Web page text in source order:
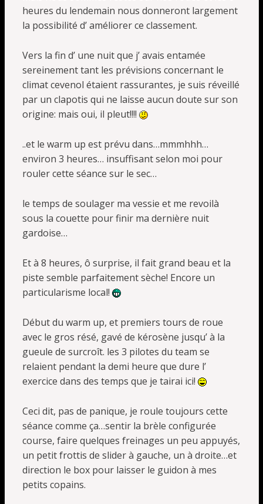
heures du lendemain nous donneront largement
la possibilité d’ améliorer ce classement.
Vers la fin d’ une nuit que j’ avais entamée
sereinement tant les prévisions concernant le
climat cevenol étaient rassurantes, je suis réveillé
par un clapotis qui ne laisse aucun doute sur son
origine: mais oui, il pleut!!!!
..et le warm up est prévu dans…mmmhhh…
environ 3 heures… insuffisant selon moi pour
rouler cette séance sur le sec…
le temps de soulager ma vessie et me revoilà
sous la couette pour finir ma dernière nuit
gardoise…
Et à 8 heures, ô surprise, il fait grand beau et la
piste semble parfaitement sèche! Encore un
particularisme local!
Début du warm up, et premiers tours de roue
avec le gros résé, gavé de kérosène jusqu’ à la
gueule de surcroît. les 3 pilotes du team se
relaient pendant la demi heure que dure l’
exercice dans des temps que je tairai ici!
Ceci dit, pas de panique, je roule toujours cette
séance comme ça…sentir la brèle configurée
course, faire quelques freinages un peu appuyés,
un petit frottis de slider à gauche, un à droite…et
direction le box pour laisser le guidon à mes
petits copains.